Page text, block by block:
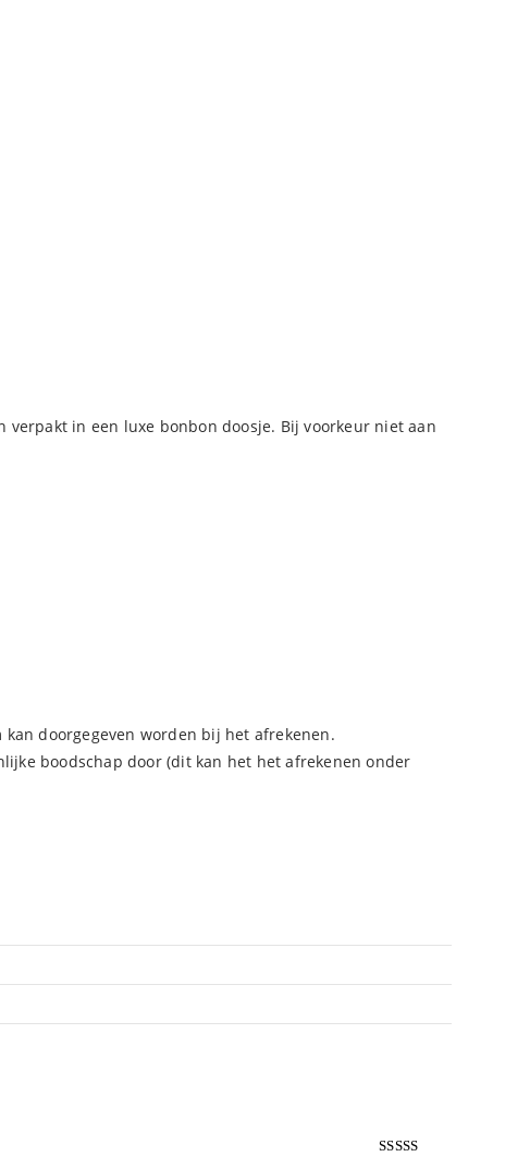
in een luxe bonbon doosje. Bij voorkeur niet aan
doorgegeven worden bij het afrekenen.
boodschap door (dit kan het het afrekenen onder